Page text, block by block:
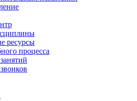
ресурсы
процесса